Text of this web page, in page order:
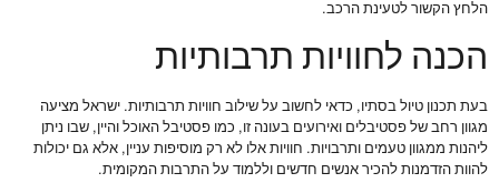
הלחץ הקשור לטעינת הרכב.
הכנה לחוויות תרבותיות
בעת תכנון טיול בסתיו, כדאי לחשוב על שילוב חוויות תרבותיות. ישראל מציעה
מגוון רחב של פסטיבלים ואירועים בעונה זו, כמו פסטיבל האוכל והיין, שבו ניתן
ליהנות ממגוון טעמים ותרבויות. חוויות אלו לא רק מוסיפות עניין, אלא גם יכולות
להוות הזדמנות להכיר אנשים חדשים וללמוד על התרבות המקומית.